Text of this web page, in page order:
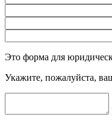
Это форма для
Укажите, пожалуйста,